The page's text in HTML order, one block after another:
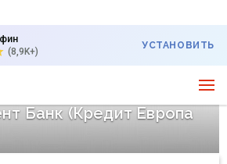
(8,9K+)
УСТАНОВИТЬ
Банк (Кредит Европа